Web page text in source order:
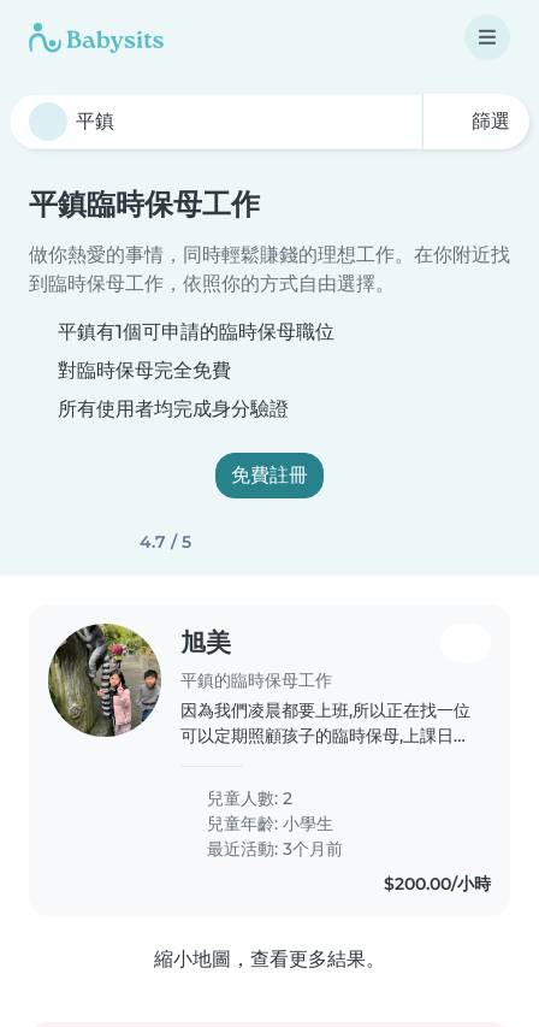
篩選
平鎮臨時保母工作
做你熱愛的事情，同時輕鬆賺錢的理想工作。在你附近找
到臨時保母工作，依照你的方式自由選擇。
平鎮有1個可申請的臨時保母職位
對臨時保母完全免費
所有使用者均完成身分驗證
免費註冊
4.7 / 5
旭美
平鎮的臨時保母工作
因為我們凌晨都要上班,所以正在找一位
可以定期照顧孩子的臨時保母,上課日需
公車上學,一天大約兩小時。我們可以一
起討論時間,有興趣的話,隨時歡迎留言
聯絡!
兒童人數: 2
兒童年齡:小學生
最近活動: 3个月前
$200.00/小時
縮小地圖，查看更多結果。